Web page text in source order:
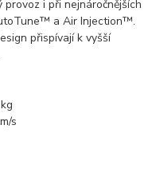
i při nejnáročnějších
a Air Injection™.
přispívají k vyšší
s